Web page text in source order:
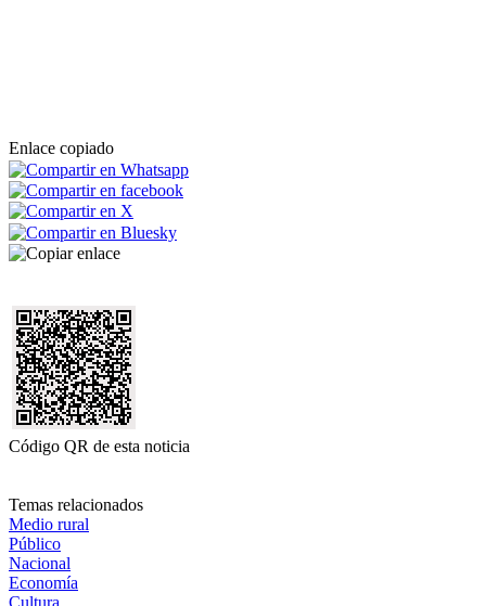
Enlace copiado
Código QR de esta noticia
Temas relacionados
Medio rural
Público
Nacional
Economía
Cultura